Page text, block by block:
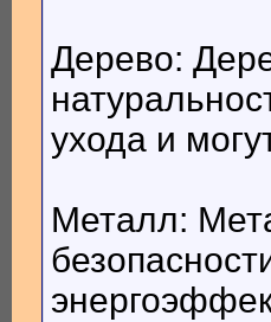
Дерево:
ухода и
Металл: